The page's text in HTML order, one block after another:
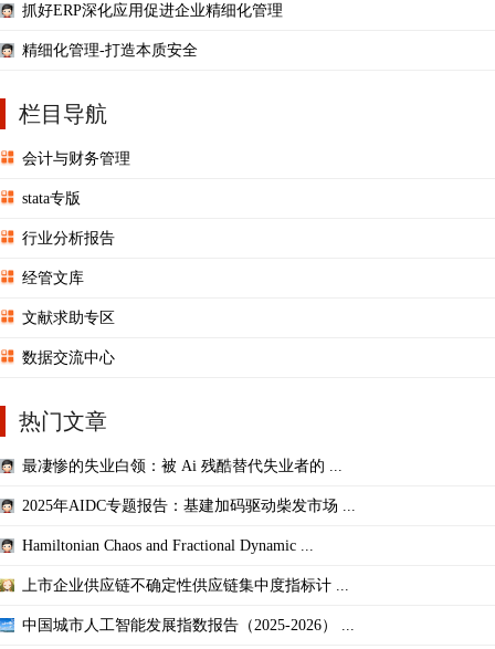
抓好ERP深化应用促进企业精细化管理
精细化管理-打造本质安全
栏目导航
会计与财务管理
stata专版
行业分析报告
经管文库
文献求助专区
数据交流中心
热门文章
最凄惨的失业白领：被 Ai 残酷替代失业者的 ...
2025年AIDC专题报告：基建加码驱动柴发市场 ...
Hamiltonian Chaos and Fractional Dynamic ...
上市企业供应链不确定性供应链集中度指标计 ...
中国城市人工智能发展指数报告（2025-2026） ...